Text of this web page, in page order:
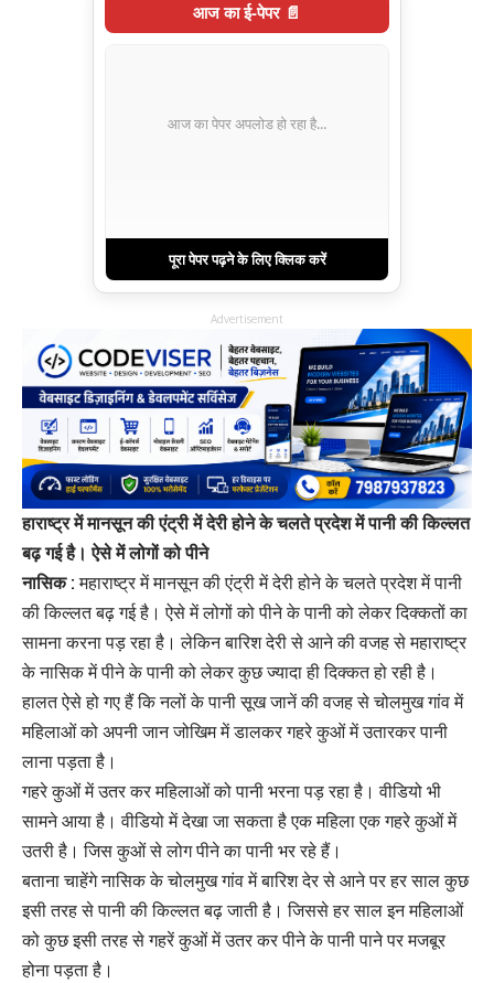
आज का ई-पेपर 📄
आज का पेपर अपलोड हो रहा है...
पूरा पेपर पढ़ने के लिए क्लिक करें
Advertisement
हाराष्ट्र में मानसून की एंट्री में देरी होने के चलते प्रदेश में पानी की किल्लत
बढ़ गई है। ऐसे में लोगों को पीने
नासिक :महाराष्ट्र में मानसून की एंट्री में देरी होने के चलते प्रदेश में पानी
की किल्लत बढ़ गई है। ऐसे में लोगों को पीने के पानी को लेकर दिक्कतों का
सामना करना पड़ रहा है। लेकिन बारिश देरी से आने की वजह से महाराष्ट्र
के नासिक में पीने के पानी को लेकर कुछ ज्यादा ही दिक्कत हो रही है।
हालत ऐसे हो गए हैं कि नलों के पानी सूख जानें की वजह से चोलमुख गांव में
महिलाओं को अपनी जान जोखिम में डालकर गहरे कुओं में उतारकर पानी
लाना पड़ता है।
गहरे कुओं में उतर कर महिलाओं को पानी भरना पड़ रहा है। वीडियो भी
सामने आया है। वीडियो में देखा जा सकता है एक महिला एक गहरे कुओं में
उतरी है। जिस कुओं से लोग पीने का पानी भर रहे हैं।
बताना चाहेंगे नासिक के चोलमुख गांव में बारिश देर से आने पर हर साल कुछ
इसी तरह से पानी की किल्लत बढ़ जाती है। जिससे हर साल इन महिलाओं
को कुछ इसी तरह से गहरें कुओं में उतर कर पीने के पानी पाने पर मजबूर
होना पड़ता है।